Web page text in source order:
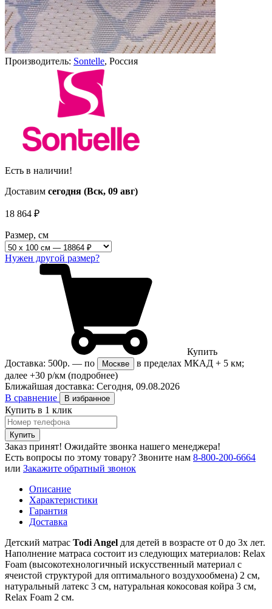
Производитель: Sontelle, Россия
Есть в наличии!
Доставим сегодня (Вск, 09 авг)
18 864 ₽
Размер, см
Нужен другой размер?
Купить
Доставка: 500р. — по Москве
в пределах МКАД + 5 км;
далее +30 р/км (подробнее)
Ближайшая доставка: Сегодня, 09.08.2026
В сравнение
В избранное
Купить в 1 клик
Купить
Заказ принят! Ожидайте звонка нашего менеджера!
Есть вопросы по этому товару? Звоните нам 8-800-200-6664
или Закажите обратный звонок
Описание
Характеристики
Гарантия
Доставка
Детский матрас Todi Angel для детей в возрасте от 0 до 3х лет.
Наполнение матраса состоит из следующих материалов: Relax
Foam (высокотехнологичный искусственный материал с
ячеистой структурой для оптимального воздухообмена) 2 см,
натуральный латекс 3 см, натуральная кокосовая койра 3 см,
Relax Foam 2 см.